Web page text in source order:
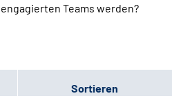
Teams werden?
Sortieren